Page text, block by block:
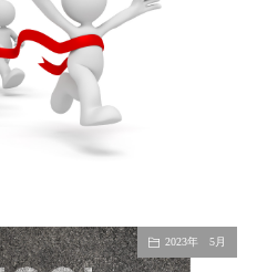
2023年 5月